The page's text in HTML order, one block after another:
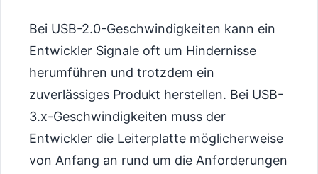
Bei USB-2.0-Geschwindigkeiten kann ein
Entwickler Signale oft um Hindernisse
herumführen und trotzdem ein
zuverlässiges Produkt herstellen. Bei USB-
3.x-Geschwindigkeiten muss der
Entwickler die Leiterplatte möglicherweise
von Anfang an rund um die Anforderungen